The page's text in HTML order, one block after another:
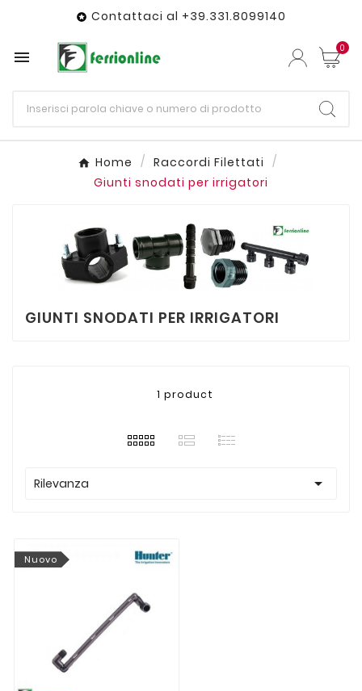
 Contattaci al +39.331.8099140
 0
Home
Raccordi Filettati
Giunti snodati per irrigatori
GIUNTI SNODATI PER IRRIGATORI
1 product
Rilevanza 
Nuovo